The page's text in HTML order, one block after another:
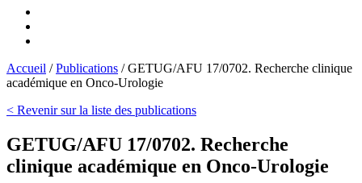
Accueil /Publications /GETUG/AFU 17/0702. Recherche clinique
académique en Onco-Urologie
< Revenir sur la liste des publications
GETUG/AFU 17/0702. Recherche
clinique académique en Onco-Urologie